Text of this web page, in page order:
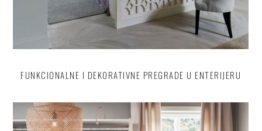
FUNKCIONALNE I DEKORATIVNE PREGRADE U ENTERIJERU